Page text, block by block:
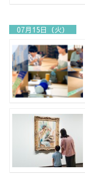
07月15日（火）